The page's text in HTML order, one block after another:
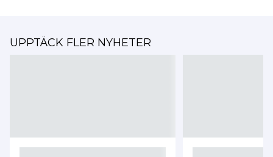
UPPTÄCK FLER NYHETER